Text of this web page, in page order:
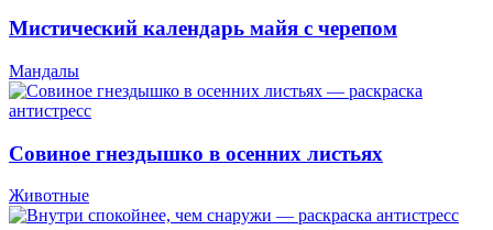
Мистический календарь майя с черепом
Мандалы
Совиное гнездышко в осенних листьях
Животные